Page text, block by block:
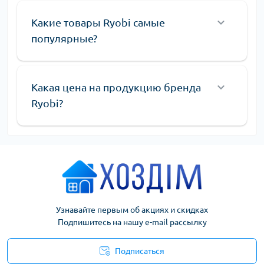
Какие товары Ryobi самые
популярные?
Какая цена на продукцию бренда
Ryobi?
Узнавайте первым об акциях и скидках
Подпишитесь на нашу e-mail рассылку
Подписаться